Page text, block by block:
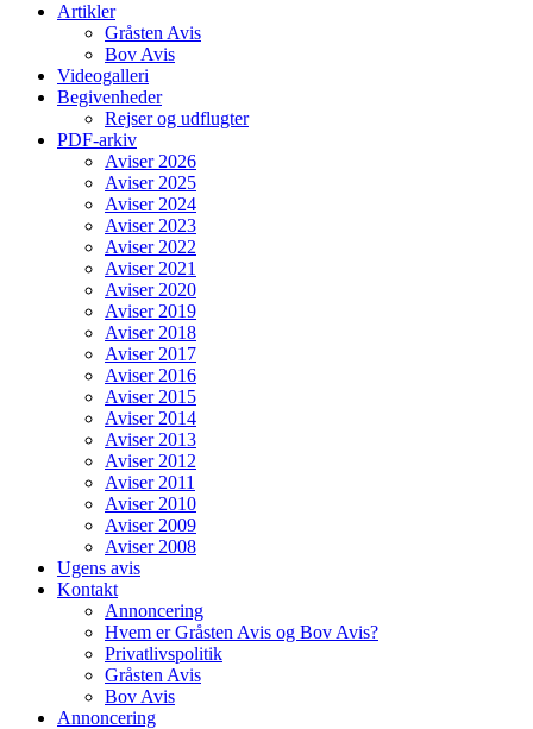
Artikler
Gråsten Avis
Bov Avis
Videogalleri
Begivenheder
Rejser og udflugter
PDF-arkiv
Aviser 2026
Aviser 2025
Aviser 2024
Aviser 2023
Aviser 2022
Aviser 2021
Aviser 2020
Aviser 2019
Aviser 2018
Aviser 2017
Aviser 2016
Aviser 2015
Aviser 2014
Aviser 2013
Aviser 2012
Aviser 2011
Aviser 2010
Aviser 2009
Aviser 2008
Ugens avis
Kontakt
Annoncering
Hvem er Gråsten Avis og Bov Avis?
Privatlivspolitik
Gråsten Avis
Bov Avis
Annoncering